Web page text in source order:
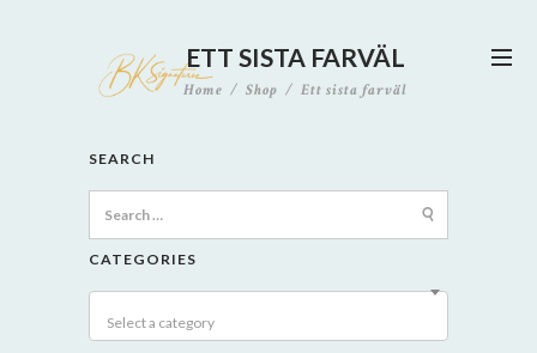
ETT SISTA FARVÄL
Home Shop Ett sista farväl
SEARCH
for:
CATEGORIES
Select a category